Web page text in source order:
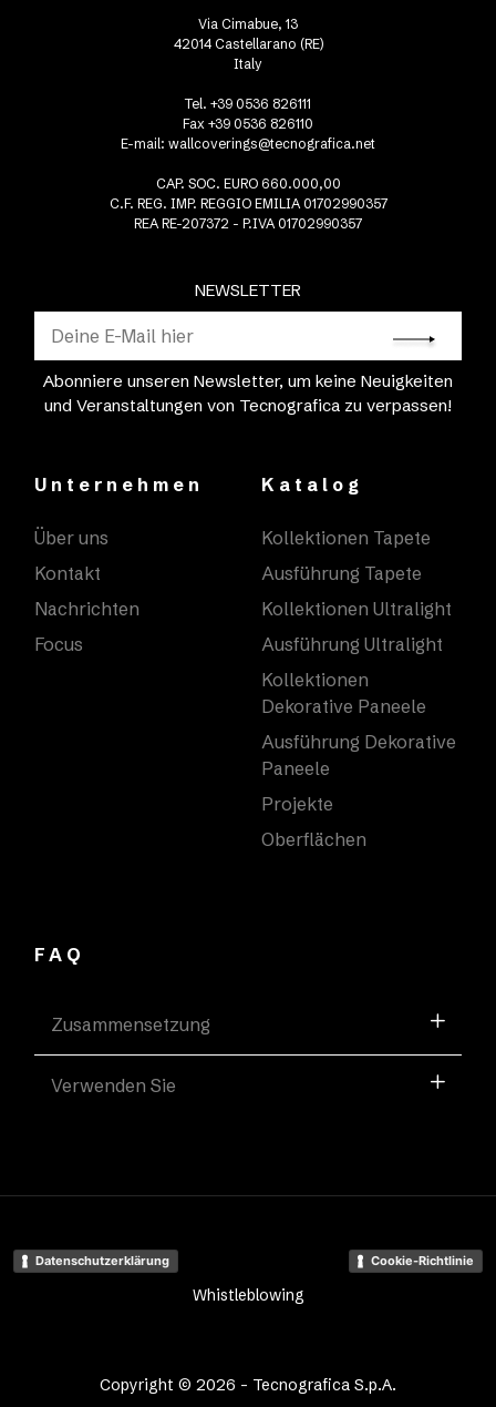
NEWSLETTER
Abonniere unseren Newsletter, um keine Neuigkeiten
und Veranstaltungen von Tecnografica zu verpassen!
Via Cimabue, 13
42014 Castellarano (RE)
Italy
Tel. +39 0536 826111
Fax +39 0536 826110
E-mail: wallcoverings@tecnografica.net
CAP. SOC. EURO 660.000,00
C.F. REG. IMP. REGGIO EMILIA 01702990357
REA RE-207372 - P.IVA 01702990357
Unternehmen
Über uns
Kontakt
Nachrichten
Focus
Katalog
Kollektionen Tapete
Ausführung Tapete
Kollektionen Ultralight
Ausführung Ultralight
Kollektionen
Dekorative Paneele
Ausführung Dekorative
Paneele
Projekte
Oberflächen
FAQ
Zusammensetzung
Verwenden Sie
Copyright © 2026 - Tecnografica S.p.A.
Datenschutzerklärung Cookie-Richtlinie
Whistleblowing